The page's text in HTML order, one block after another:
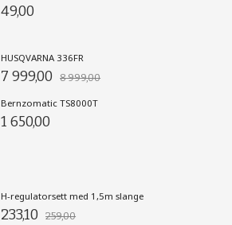
49,00
HUSQVARNA 336FR
7 999,00 8 999,00
Bernzomatic TS8000T
1 650,00
H-regulatorsett med 1,5m slange
233,10 259,00